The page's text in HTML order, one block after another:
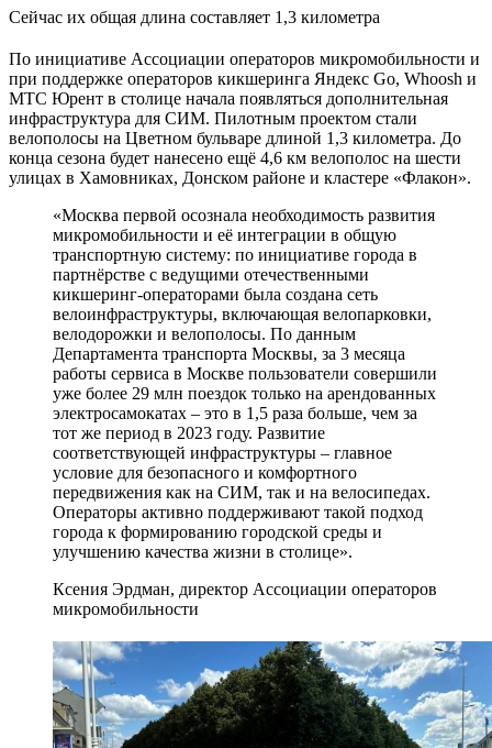
Сейчас их общая длина составляет 1,3 километра
По инициативе Ассоциации операторов микромобильности и
при поддержке операторов кикшеринга Яндекс Go, Whoosh и
МТС Юрент в столице начала появляться дополнительная
инфраструктура для СИМ. Пилотным проектом стали
велополосы на Цветном бульваре длиной 1,3 километра. До
конца сезона будет нанесено ещё 4,6 км велополос на шести
улицах в Хамовниках, Донском районе и кластере «Флакон».
«Москва первой осознала необходимость развития
микромобильности и её интеграции в общую
транспортную систему: по инициативе города в
партнёрстве с ведущими отечественными
кикшеринг-операторами была создана сеть
велоинфраструктуры, включающая велопарковки,
велодорожки и велополосы. По данным
Департамента транспорта Москвы, за 3 месяца
работы сервиса в Москве пользователи совершили
уже более 29 млн поездок только на арендованных
электросамокатах – это в 1,5 раза больше, чем за
тот же период в 2023 году. Развитие
соответствующей инфраструктуры – главное
условие для безопасного и комфортного
передвижения как на СИМ, так и на велосипедах.
Операторы активно поддерживают такой подход
города к формированию городской среды и
улучшению качества жизни в столице».
Ксения Эрдман, директор Ассоциации операторов
микромобильности